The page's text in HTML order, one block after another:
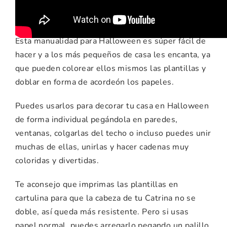
Esta manualidad para Halloween es súper fácil de
hacer y a los más pequeños de casa les encanta, ya
que pueden colorear ellos mismos las plantillas y
doblar en forma de acordeón los papeles.
Puedes usarlos para decorar tu casa en Halloween
de forma individual pegándola en paredes,
ventanas, colgarlas del techo o incluso puedes unir
muchas de ellas, unirlas y hacer cadenas muy
coloridas y divertidas.
Te aconsejo que imprimas las plantillas en
cartulina para que la cabeza de tu Catrina no se
doble, así queda más resistente. Pero si usas